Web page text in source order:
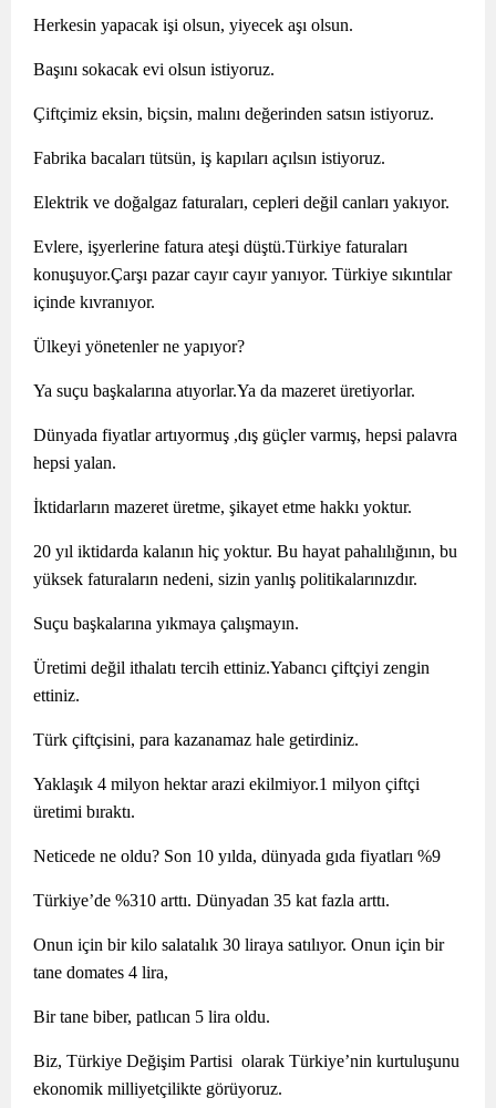
Herkesin yapacak işi olsun, yiyecek aşı olsun.
Başını sokacak evi olsun istiyoruz.
Çiftçimiz eksin, biçsin, malını değerinden satsın istiyoruz.
Fabrika bacaları tütsün, iş kapıları açılsın istiyoruz.
Elektrik ve doğalgaz faturaları, cepleri değil canları yakıyor.
Evlere, işyerlerine fatura ateşi düştü.Türkiye faturaları
konuşuyor.Çarşı pazar cayır cayır yanıyor. Türkiye sıkıntılar
içinde kıvranıyor.
Ülkeyi yönetenler ne yapıyor?
Ya suçu başkalarına atıyorlar.Ya da mazeret üretiyorlar.
Dünyada fiyatlar artıyormuş ,dış güçler varmış, hepsi palavra
hepsi yalan.
İktidarların mazeret üretme, şikayet etme hakkı yoktur.
20 yıl iktidarda kalanın hiç yoktur. Bu hayat pahalılığının, bu
yüksek faturaların nedeni, sizin yanlış politikalarınızdır.
Suçu başkalarına yıkmaya çalışmayın.
Üretimi değil ithalatı tercih ettiniz.Yabancı çiftçiyi zengin
ettiniz.
Türk çiftçisini, para kazanamaz hale getirdiniz.
Yaklaşık 4 milyon hektar arazi ekilmiyor.1 milyon çiftçi
üretimi bıraktı.
Neticede ne oldu? Son 10 yılda, dünyada gıda fiyatları %9
Türkiye’de %310 arttı. Dünyadan 35 kat fazla arttı.
Onun için bir kilo salatalık 30 liraya satılıyor. Onun için bir
tane domates 4 lira,
Bir tane biber, patlıcan 5 lira oldu.
Biz, Türkiye Değişim Partisi olarak Türkiye’nin kurtuluşunu
ekonomik milliyetçilikte görüyoruz.